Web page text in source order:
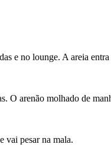
e no lounge. A areia
O arenão molhado de
vai pesar na mala.